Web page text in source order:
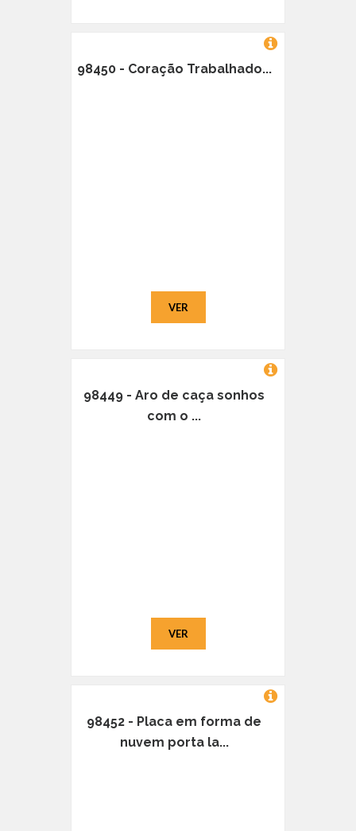
98450 - Coração Trabalhado...
VER
98449 - Aro de caça sonhos
com o ...
VER
98452 - Placa em forma de
nuvem porta la...